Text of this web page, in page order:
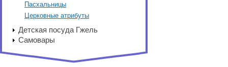
Пасхальницы
Церковные атрибуты
Детская посуда Гжель
Самовары